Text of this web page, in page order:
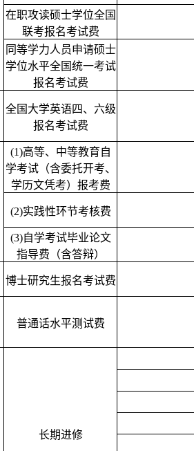
在职攻读硕士学位全国
联考报名考试费
同等学力人员申请硕士
学位水平全国统一考试
报名考试费
全国大学英语四、六级
报名考试费
(1)高等、中等教育自
学考试（含委托开考、
学历文凭考）报考费
(2)实践性环节考核费
(3)自学考试毕业论文
指导费（含答辩）
博士研究生报名考试费
普通话水平测试费
长期进修